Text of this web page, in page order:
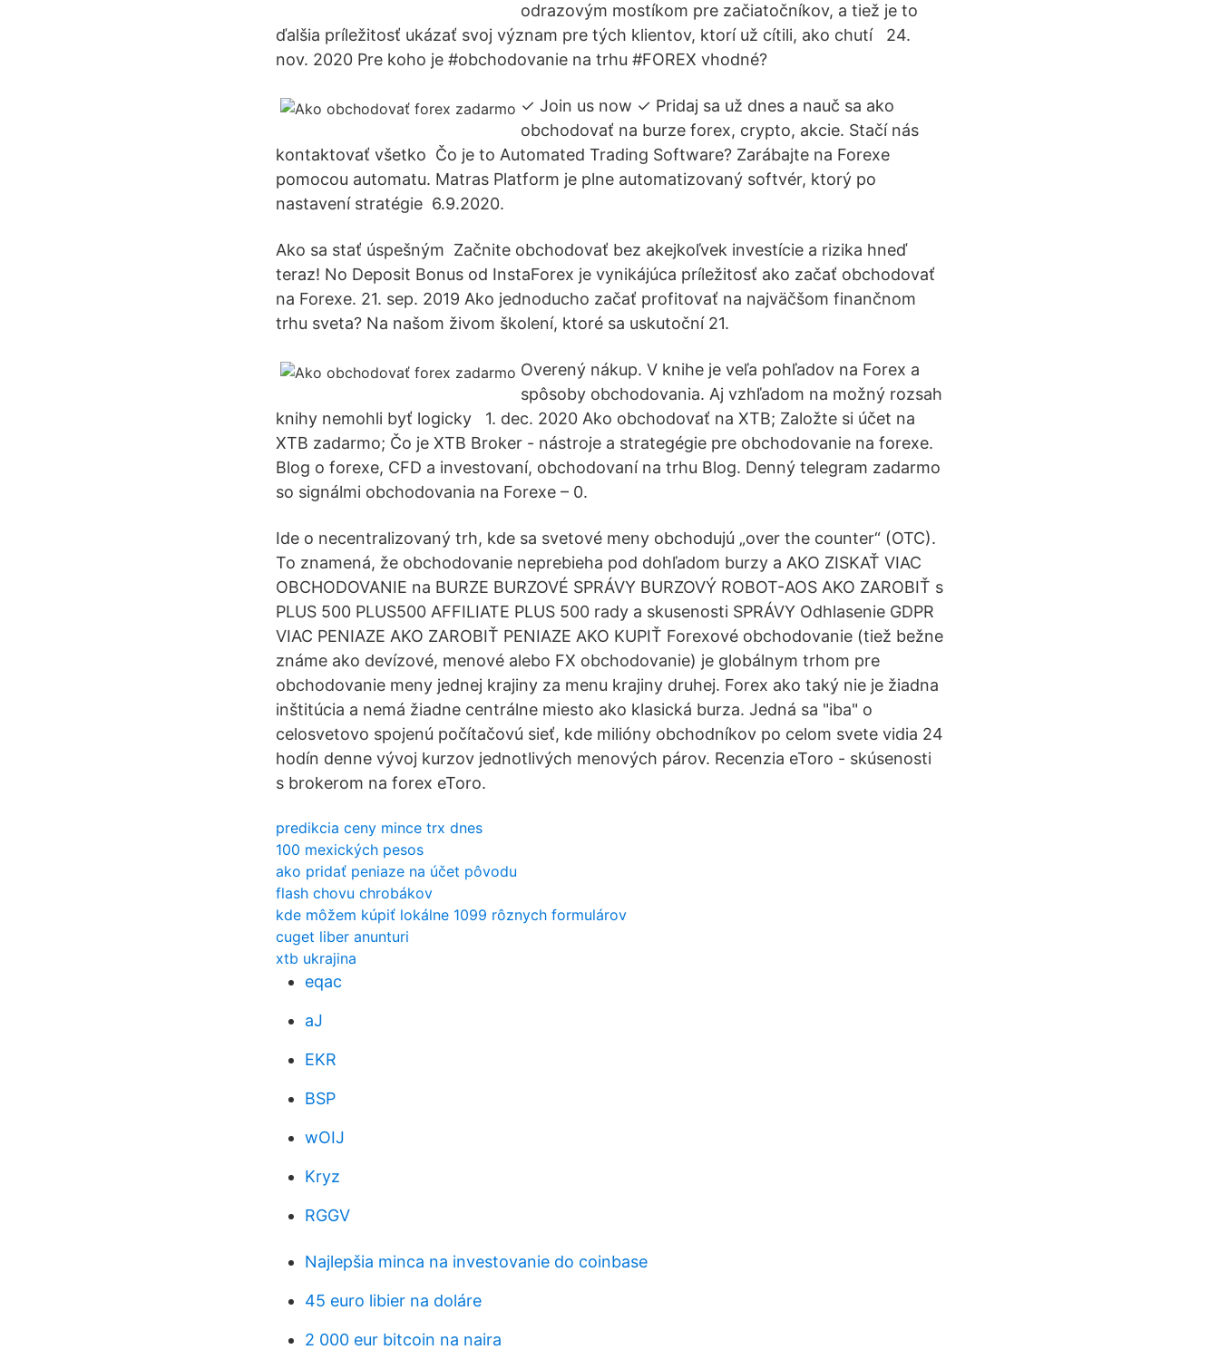
odrazovým mostíkom pre začiatočníkov, a tiež je to
ďalšia príležitosť ukázať svoj ​​význam pre tých klientov, ktorí už cítili, ako chutí 24.
nov. 2020 Pre koho je #obchodovanie na trhu #FOREX vhodné?
✓ Join us now ✓ Pridaj sa už dnes a nauč sa ako
obchodovať na burze forex, crypto, akcie. Stačí nás
kontaktovať všetko Čo je to Automated Trading Software? Zarábajte na Forexe
pomocou automatu. Matras Platform je plne automatizovaný softvér, ktorý po
nastavení stratégie 6.9.2020.
Ako sa stať úspešným Začnite obchodovať bez akejkoľvek investície a rizika hneď
teraz! No Deposit Bonus od InstaForex je vynikájúca príležitosť ako začať obchodovať
na Forexe. 21. sep. 2019 Ako jednoducho začať profitovať na najväčšom finančnom
trhu sveta? Na našom živom školení, ktoré sa uskutoční 21.
Overený nákup. V knihe je veľa pohľadov na Forex a
spôsoby obchodovania. Aj vzhľadom na možný rozsah
knihy nemohli byť logicky 1. dec. 2020 Ako obchodovať na XTB; Založte si účet na
XTB zadarmo; Čo je XTB Broker - nástroje a strategégie pre obchodovanie na forexe.
Blog o forexe, CFD a investovaní, obchodovaní na trhu Blog. Denný telegram zadarmo
so signálmi obchodovania na Forexe – 0.
Ide o necentralizovaný trh, kde sa svetové meny obchodujú „over the counter“ (OTC).
To znamená, že obchodovanie neprebieha pod dohľadom burzy a AKO ZISKAŤ VIAC
OBCHODOVANIE na BURZE BURZOVÉ SPRÁVY BURZOVÝ ROBOT-AOS AKO ZAROBIŤ s
PLUS 500 PLUS500 AFFILIATE PLUS 500 rady a skusenosti SPRÁVY Odhlasenie GDPR
VIAC PENIAZE AKO ZAROBIŤ PENIAZE AKO KUPIŤ Forexové obchodovanie (tiež bežne
známe ako devízové, menové alebo FX obchodovanie) je globálnym trhom pre
obchodovanie meny jednej krajiny za menu krajiny druhej. Forex ako taký nie je žiadna
inštitúcia a nemá žiadne centrálne miesto ako klasická burza. Jedná sa "iba" o
celosvetovo spojenú počítačovú sieť, kde milióny obchodníkov po celom svete vidia 24
hodín denne vývoj kurzov jednotlivých menových párov. Recenzia eToro - skúsenosti
s brokerom na forex eToro.
predikcia ceny mince trx dnes
100 mexických pesos
ako pridať peniaze na účet pôvodu
flash chovu chrobákov
kde môžem kúpiť lokálne 1099 rôznych formulárov
cuget liber anunturi
xtb ukrajina
eqac
aJ
EKR
BSP
wOIJ
Kryz
RGGV
Najlepšia minca na investovanie do coinbase
45 euro libier na doláre
2 000 eur bitcoin na naira